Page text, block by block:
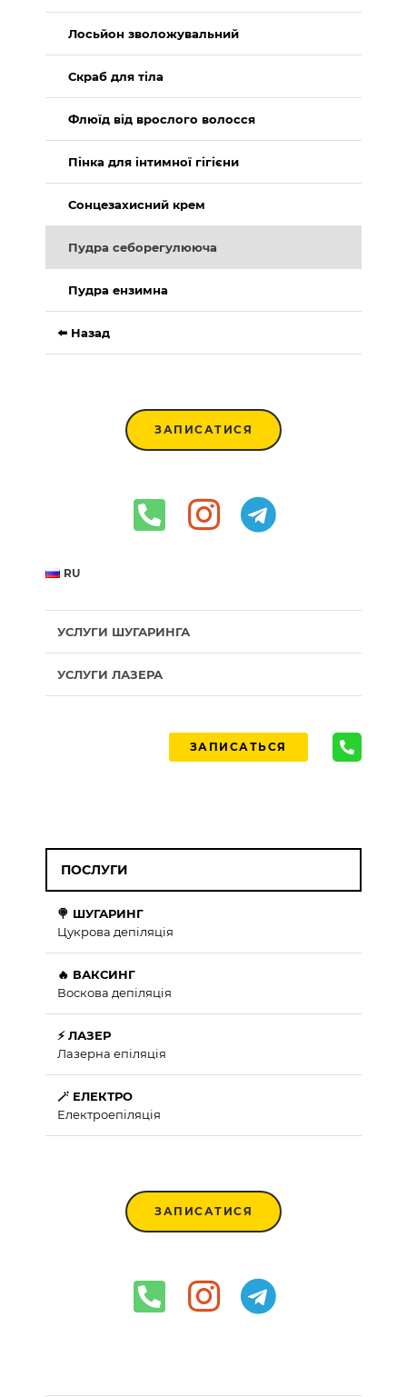
Лосьйон зволожувальний
Скраб для тіла
Флюїд від врослого волосся
Пінка для інтимної гігієни
Сонцезахисний крем
Пудра себорегулююча
Пудра ензимна
⬅️ Назад
ЗАПИСАТИСЯ
RU
УСЛУГИ ШУГАРИНГА
УСЛУГИ ЛАЗЕРА
ЗАПИСАТЬСЯ
ПОСЛУГИ
🍭 ШУГАРИНГ
Цукрова депіляція
🔥 ВАКСИНГ
Воскова депіляція
⚡ ЛАЗЕР
Лазерна епіляція
🪄 ЕЛЕКТРО
Електроепіляція
ЗАПИСАТИСЯ